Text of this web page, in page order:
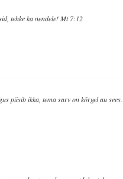
tehke ka nendele! Mt 7:12
püsib ikka, tema sarv on kõrgel au sees.